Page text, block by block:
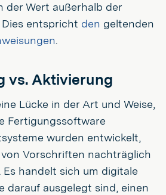
der Wert außerhalb der
entspricht den geltenden
.
vs. Aktivierung
Lücke in der Art und Weise,
Fertigungssoftware
wurden entwickelt,
Vorschriften nachträglich
handelt sich um digitale
darauf ausgelegt sind, einen